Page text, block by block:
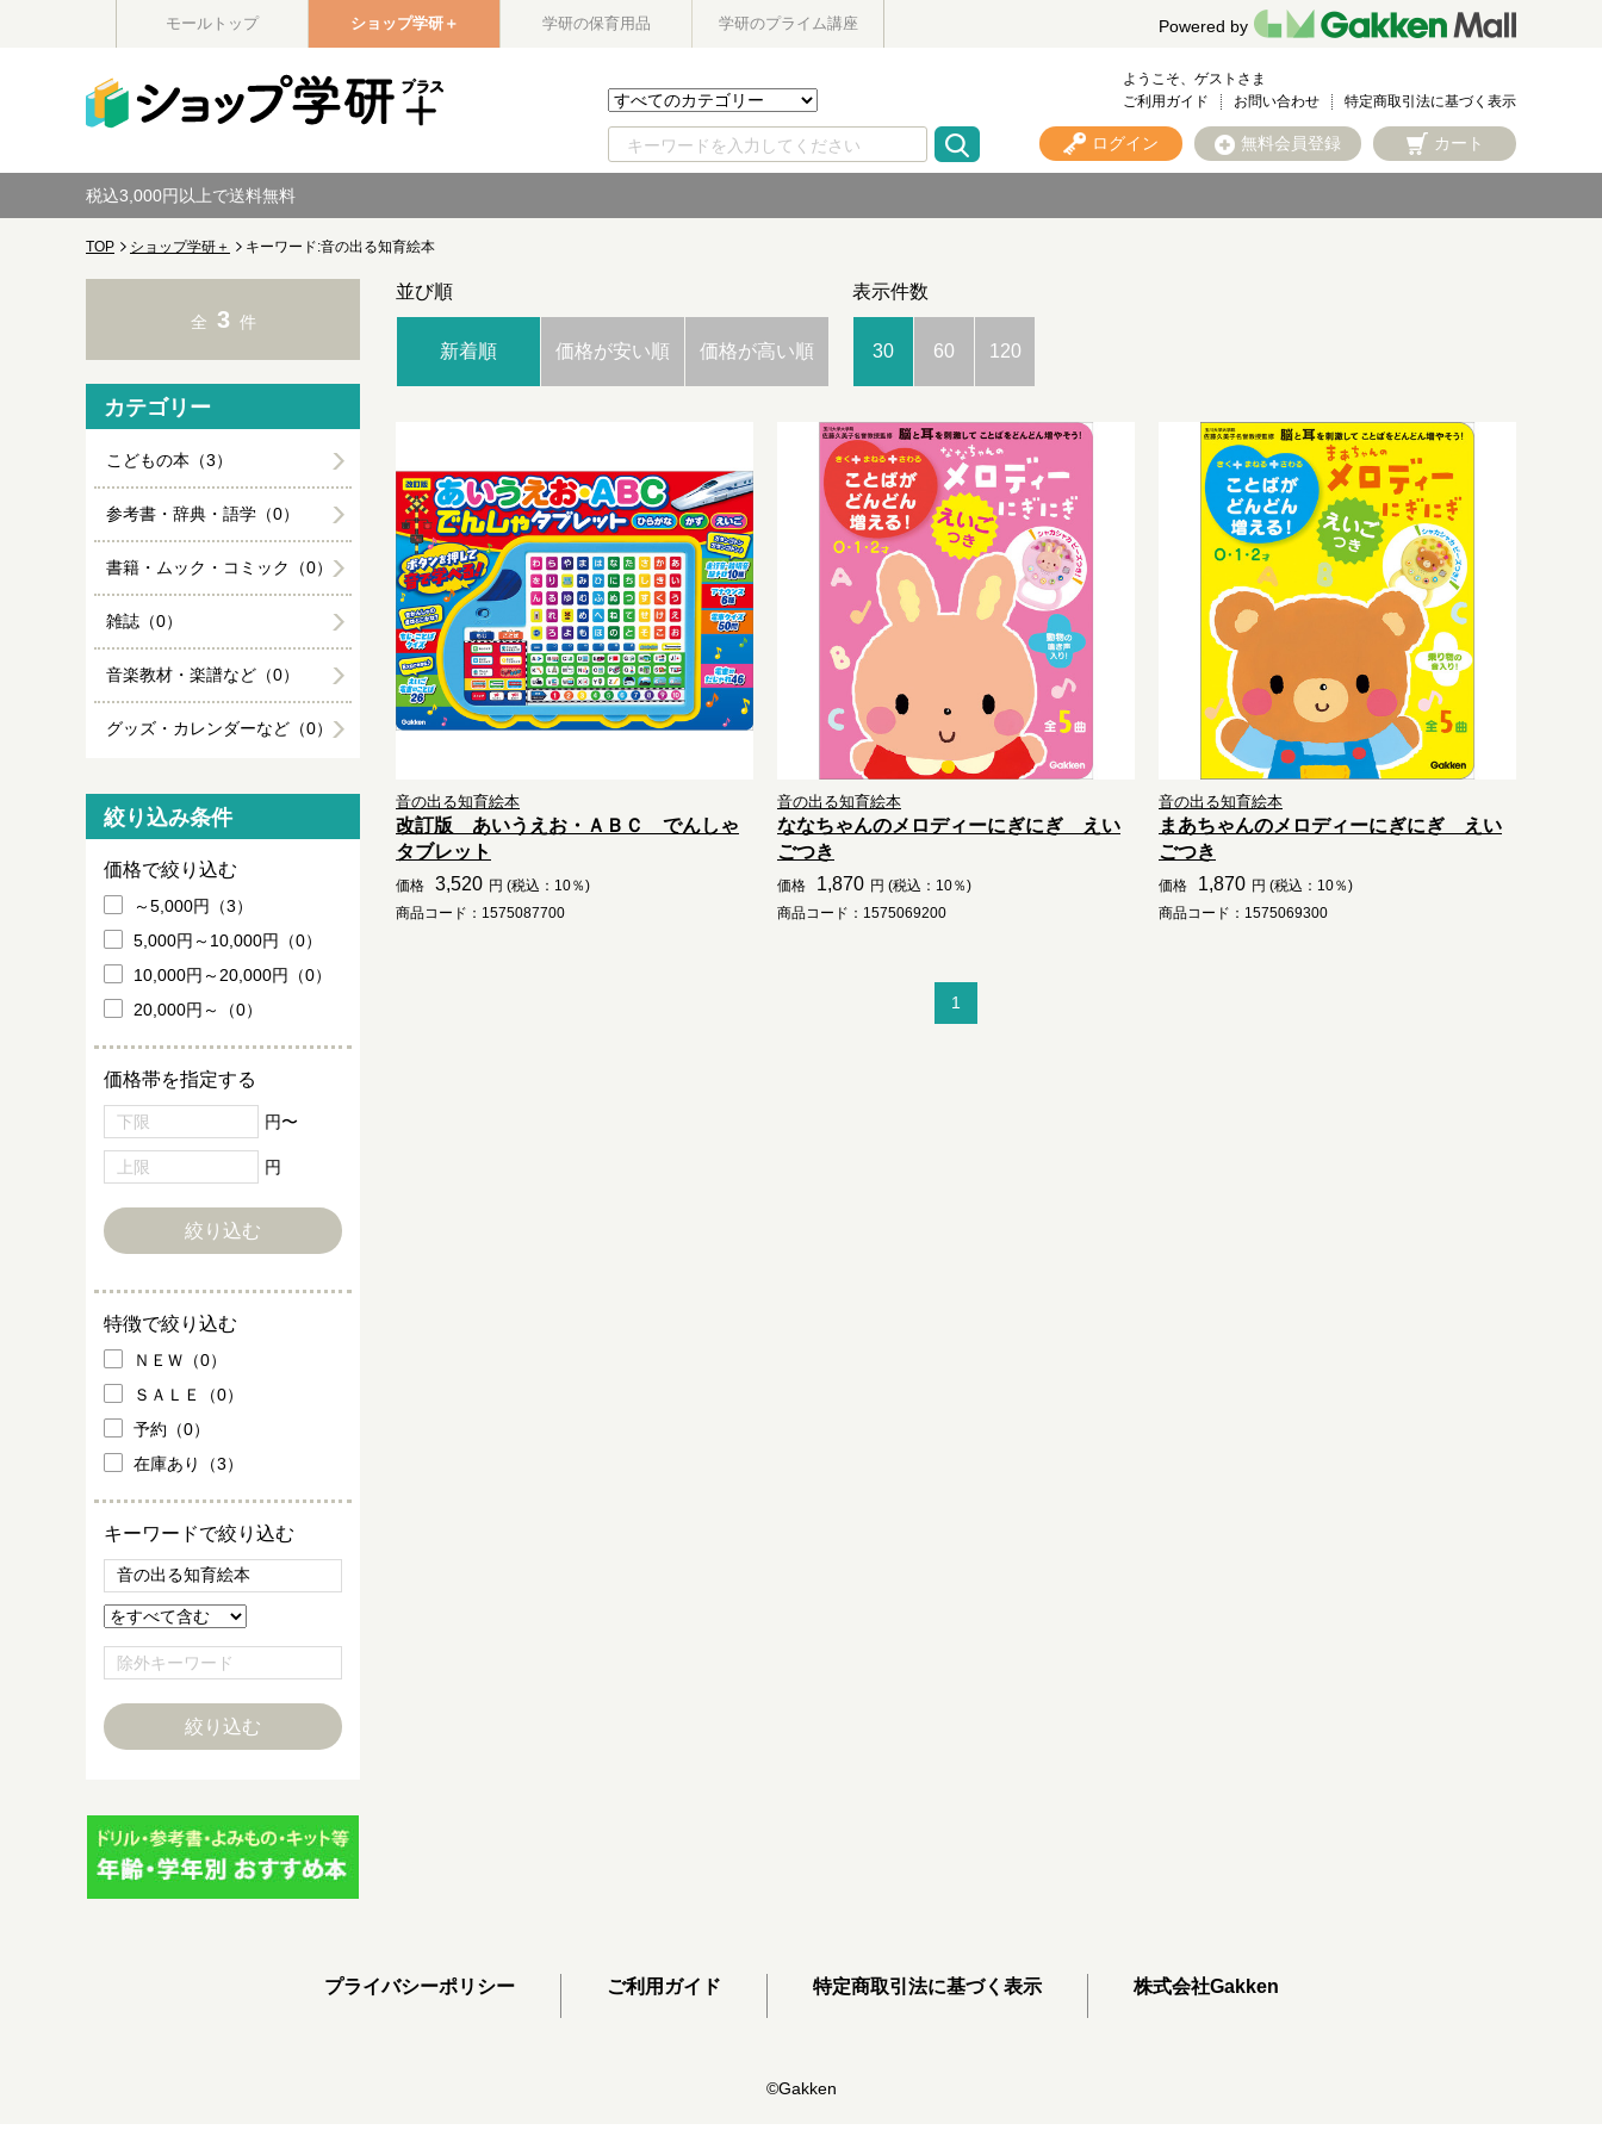
モールトップ ショップ学研＋ 学研の保育用品 学研のプライム講座 Powered by
ようこそ、ゲストさま
ご利用ガイド
お問い合わせ 特定商取引法に基づく表示
ログイン 無料会員登録 カート
税込3,000円以上で送料無料
TOP ショップ学研＋ キーワード:音の出る知育絵本
並び順
新着順 価格が安い順 価格が高い順
表示件数
30 60 120
音の出る知育絵本
改訂版 あいうえお・ＡＢＣ でんしゃ
タブレット
価格 3,520 円 (税込：10％)
商品コード：1575087700
音の出る知育絵本
ななちゃんのメロディーにぎにぎ えい
ごつき
価格 1,870 円 (税込：10％)
商品コード：1575069200
音の出る知育絵本
まあちゃんのメロディーにぎにぎ えい
ごつき
価格 1,870 円 (税込：10％)
商品コード：1575069300
1
全 3 件
カテゴリー
こどもの本（3）
参考書・辞典・語学（0）
書籍・ムック・コミック（0）
雑誌（0）
音楽教材・楽譜など（0）
グッズ・カレンダーなど（0）
絞り込み条件
価格で絞り込む
～5,000円（3）
5,000円～10,000円（0）
10,000円～20,000円（0）
20,000円～（0）
価格帯を指定する
円〜
円
特徴で絞り込む
ＮＥＷ（0）
ＳＡＬＥ（0）
予約（0）
在庫あり（3）
キーワードで絞り込む
プライバシーポリシー ご利用ガイド 特定商取引法に基づく表示 株式会社Gakken
©Gakken